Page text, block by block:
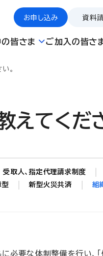
お申し込み 資料
皆さま ご加入の皆さ
。
えてくだ
受取人、指定代理請求制度
型 新型火災共済 組
要な体制整備を行い、